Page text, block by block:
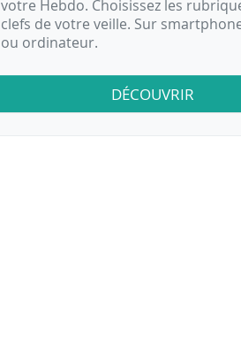
votre Hebdo. Choisissez les
clefs de votre veille. Sur
ou ordinateur.
DÉCOUVRIR